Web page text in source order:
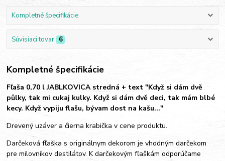
Kompletné špecifikácie
Súvisiaci tovar 6
Kompletné špecifikácie
Fľaša 0,70 l JABLKOVICA stredná + text "Když si dám dvě
půlky, tak mi cukaj kulky. Když si dám dvě deci, tak mám blbé
kecy. Když vypiju flašu, bývam dost na kašu..."
Drevený uzáver a čierna krabička v cene produktu.
Darčeková fľaška s originálnym dekorom je vhodným darčekom
pre milovníkov destilátov. K darčekovým fľaškám odporúčame